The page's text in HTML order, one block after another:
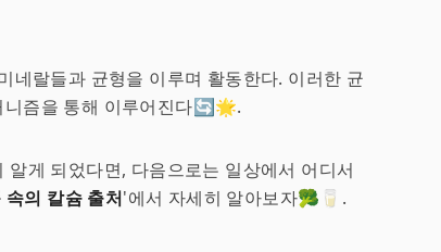
네랄들과 균형을 이루며 활동한다. 이러한 균
니즘을 통해 이루어진다🔄🌟.
게 되었다면, 다음으로는 일상에서 어디서
속의 칼슘 출처'에서 자세히 알아보자🥦🥛.